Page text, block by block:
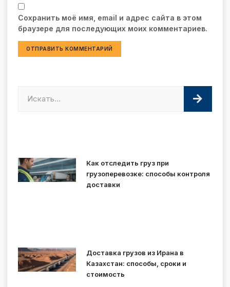
Сохранить моё имя, email и адрес сайта в этом
браузере для последующих моих комментариев.
Как отследить груз при
грузоперевозке: способы контроля
доставки
Доставка грузов из Ирана в
Казахстан: способы, сроки и
стоимость